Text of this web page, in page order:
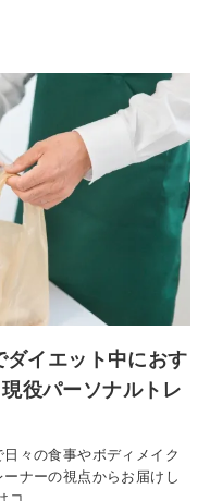
ダイエット中におす
役パーソナルトレ
々の食事やボディメイク
ナーの視点からお届けし
コ…